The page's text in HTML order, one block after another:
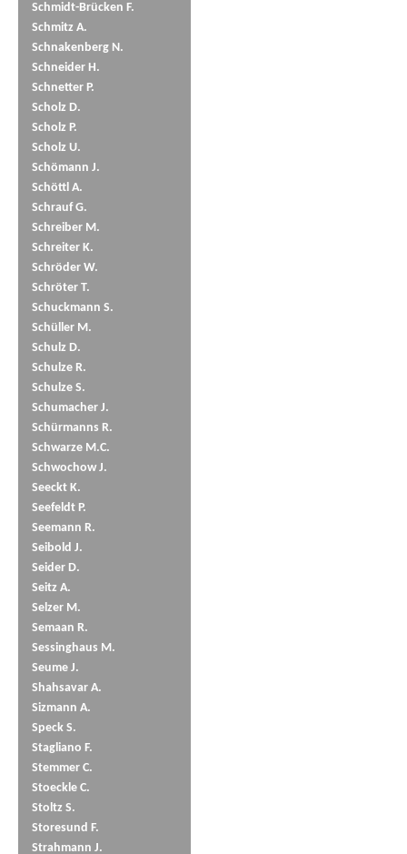
Schmidt-Brücken F.
Schmitz A.
Schnakenberg N.
Schneider H.
Schnetter P.
Scholz D.
Scholz P.
Scholz U.
Schömann J.
Schöttl A.
Schrauf G.
Schreiber M.
Schreiter K.
Schröder W.
Schröter T.
Schuckmann S.
Schüller M.
Schulz D.
Schulze R.
Schulze S.
Schumacher J.
Schürmanns R.
Schwarze M.C.
Schwochow J.
Seeckt K.
Seefeldt P.
Seemann R.
Seibold J.
Seider D.
Seitz A.
Selzer M.
Semaan R.
Sessinghaus M.
Seume J.
Shahsavar A.
Sizmann A.
Speck S.
Stagliano F.
Stemmer C.
Stoeckle C.
Stoltz S.
Storesund F.
Strahmann J.